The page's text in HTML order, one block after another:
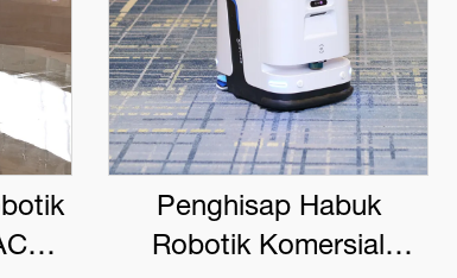
Penghisap Habuk
Robotik Komersial